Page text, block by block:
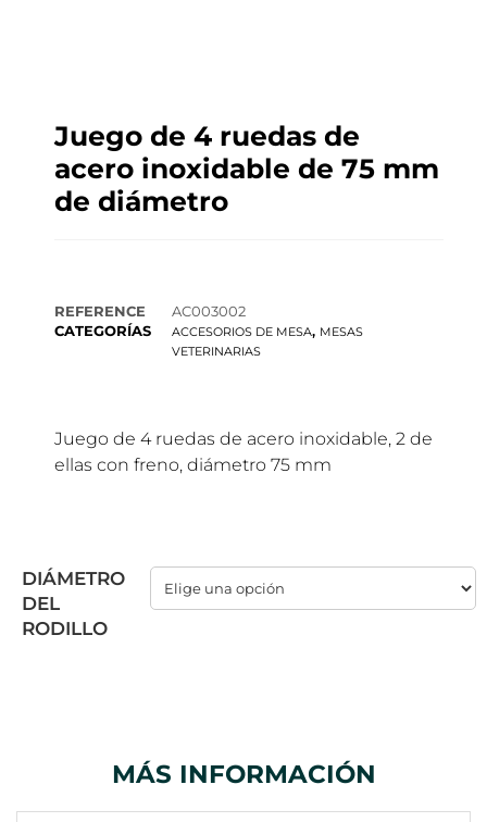
Juego de 4 ruedas de
acero inoxidable de 75 mm
de diámetro
REFERENCE
AC003002
CATEGORÍAS
ACCESORIOS DE MESA, MESAS
VETERINARIAS
Juego de 4 ruedas de acero inoxidable, 2 de
ellas con freno, diámetro 75 mm
DIÁMETRO
DEL
RODILLO
MÁS INFORMACIÓN